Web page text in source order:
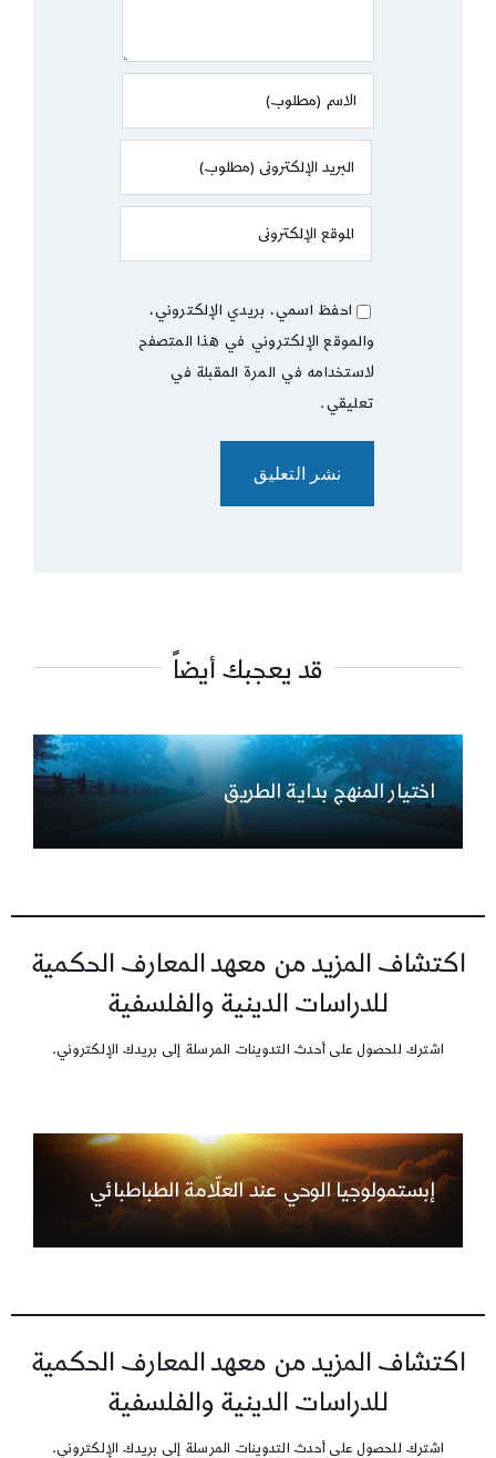
احفظ اسمي، بريدي الإلكتروني،
والموقع الإلكتروني في هذا المتصفح
لاستخدامه في المرة المقبلة في
تعليقي.
قد يعجبك أيضاً
اختيار المنهج بداية الطريق
اكتشاف المزيد من معهد المعارف الحكمية
للدراسات الدينية والفلسفية
اشترك للحصول على أحدث التدوينات المرسلة إلى بريدك الإلكتروني.
إبستمولوجيا الوحي عند العلّامة الطباطبائي
اكتشاف المزيد من معهد المعارف الحكمية
للدراسات الدينية والفلسفية
اشترك للحصول على أحدث التدوينات المرسلة إلى بريدك الإلكتروني.